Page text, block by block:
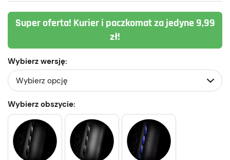
Super oferta! Kurier i paczkomat za jedyne 9,99
zł!
Wybierz wersję:
Wybierz obszycie: